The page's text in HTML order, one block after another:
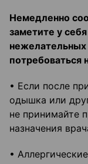
Немедленно
заметите у
• Если после
одышка или
не принимайте
назначения
•